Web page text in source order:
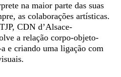
na maior parte das suas
as colaborações artísticas.
CDN d’Alsace-
a relação corpo-objeto-
e criando uma ligação com